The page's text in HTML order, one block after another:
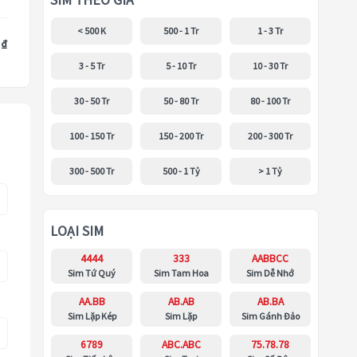
< 500 K 500 - 1 Tr 1 - 3 Tr
3 - 5 Tr 5 - 10 Tr 10 - 30 Tr
30 - 50 Tr 50 - 80 Tr 80 - 100 Tr
100 - 150 Tr 150 - 200 Tr 200 - 300 Tr
300 - 500 Tr 500 - 1 Tỷ > 1 Tỷ
LOẠI SIM
4444
Sim Tứ Quý
333
Sim Tam Hoa
AABBCC
Sim Dễ Nhớ
AA.BB
Sim Lặp Kép
AB.AB
Sim Lặp
AB.BA
Sim Gánh Đảo
6789 ABC.ABC 75.78.78